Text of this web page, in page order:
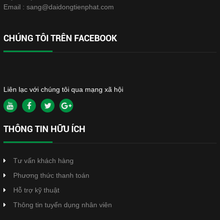
Email : sang@daidongtienphat.com
CHÚNG TÔI TRÊN FACEBOOK
Liên lạc với chúng tôi qua mạng xã hội
THÔNG TIN HỮU ÍCH
Tư vấn khách hàng
Phương thức thanh toán
Hỗ trợ kỹ thuật
Thông tin tuyển dụng nhân viên